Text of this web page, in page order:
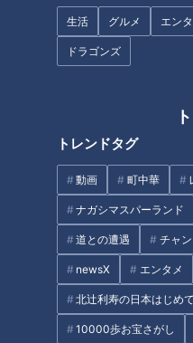
生活 グルメ エン
ドラゴンズ
トレンドタグ
動画 町中華
ナガシマスパーランド
道との遭遇 チャン
newsX エンタメ
北辻利寿の日本はじめ
10000歩お宝さがし
あなたも確認！現代型栄
現代型栄養失調から脱出
管理栄養士さんオススメ
現代型栄養失調とは？
現代型栄養失調とは、摂取
栄養が不足した状態の事。
を繰り返す事で栄養が不足
てしまいます。